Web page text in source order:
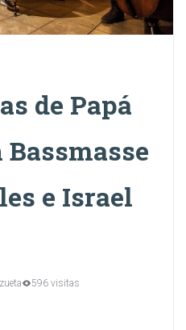
de Papá
e Israel
596 visitas